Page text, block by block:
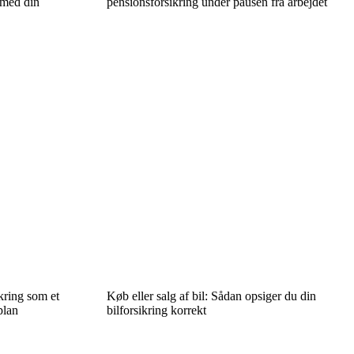
som et
Køb eller salg af bil: Sådan opsiger du din
bilforsikring korrekt